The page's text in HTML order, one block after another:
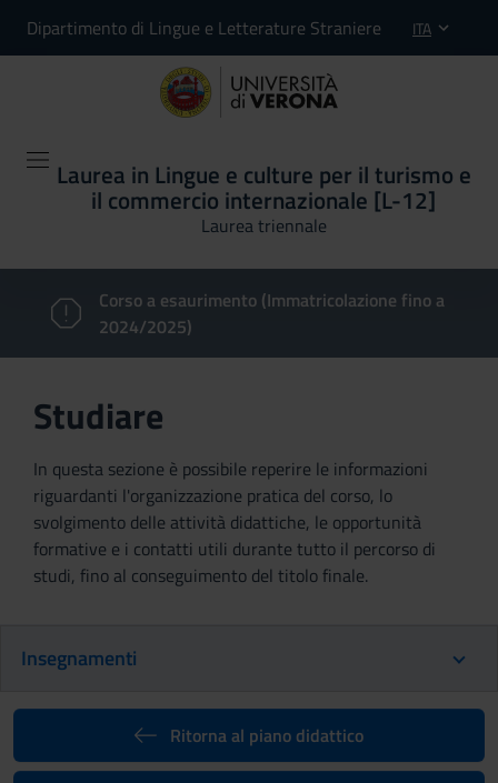
Dipartimento di Lingue e Letterature Straniere ITA
Laurea in Lingue e culture per il turismo e
il commercio internazionale [L-12]
Laurea triennale
Corso a esaurimento (Immatricolazione fino a
2024/2025)
Studiare
In questa sezione è possibile reperire le informazioni
riguardanti l'organizzazione pratica del corso, lo
svolgimento delle attività didattiche, le opportunità
formative e i contatti utili durante tutto il percorso di
studi, fino al conseguimento del titolo finale.
Insegnamenti
Ritorna al piano didattico